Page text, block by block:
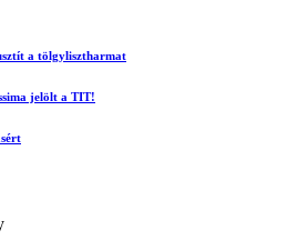
a tölgylisztharmat
jelölt a TIT!